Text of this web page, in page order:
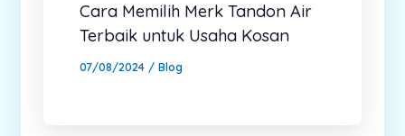
Cara Memilih Merk Tandon Air
Terbaik untuk Usaha Kosan
07/08/2024 / Blog